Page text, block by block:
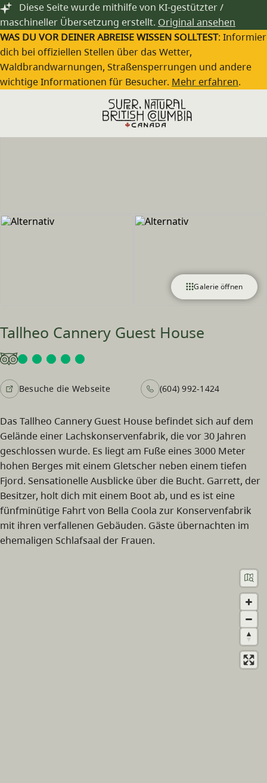
Zum Hauptinhalt springen
Diese Seite wurde mithilfe von KI-gestützter /
maschineller Übersetzung erstellt. Original ansehen
WAS DU VOR DEINER ABREISE WISSEN SOLLTEST:
dich bei offiziellen Stellen über das Wetter,
Waldbrandwarnungen, Straßensperrungen und andere
wichtige Informationen für Besucher. Mehr erfahren.
Galerie öffnen
Tallheo Cannery Guest House
Besuche die Webseite (604) 992-1424
Das Tallheo Cannery Guest House befindet sich auf dem
Gelände einer Lachskonservenfabrik, die vor 30 Jahren
geschlossen wurde. Es liegt am Fuße eines 3000 Meter
hohen Berges mit einem Gletscher neben einem tiefen
Fjord. Sensationelle Ausblicke über die Bucht. Garrett, der
Besitzer, holt dich mit einem Boot ab, und es ist eine
fünfminütige Fahrt von Bella Coola zur Konservenfabrik
mit ihren verfallenen Gebäuden. Gäste übernachten im
ehemaligen Schlafsaal der Frauen.